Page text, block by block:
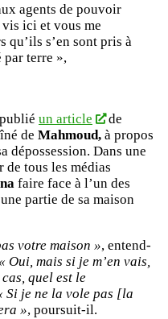
agents de pouvoir
vis ici et vous me
qu’ils s’en sont pris à
par terre »,
un article
de
de Mahmoud, à propos
dépossession. Dans une
tous les médias
faire face à l’un des
partie de sa maison
votre maison », entend-
« Oui, mais si je m’en vais,
quel est le
Si je ne la vole pas [la
», poursuit-il.